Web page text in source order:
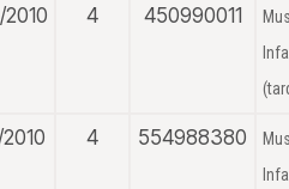
4 450990011
4 554988380